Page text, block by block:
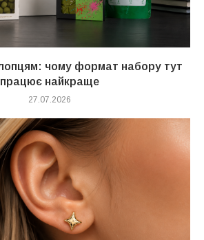
чому формат набору тут
працює найкраще
27.07.2026